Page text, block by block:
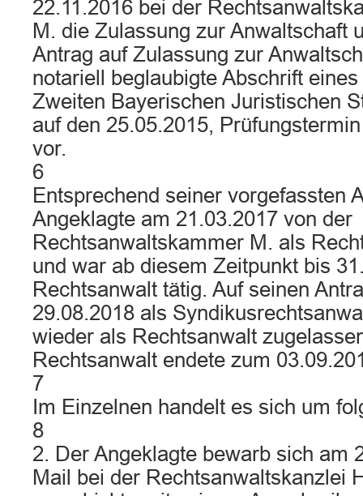
22.11.2016 bei der
M. die Zulassung zur Anwaltschaft
Antrag auf Zulassung zur
notariell beglaubigte Abschrift
Zweiten Bayerischen Juristischen
auf den 25.05.2015,
vor.
6
Entsprechend seiner vorgefassten
Angeklagte am 21.03.2017 von der
Rechtsanwaltskammer M. als
und war ab diesem Zeitpunkt bis
Rechtsanwalt tätig. Auf seinen
29.08.2018 als
wieder als Rechtsanwalt
Rechtsanwalt endete zum
7
Im Einzelnen handelt es sich um
8
2. Der Angeklagte bewarb sich am
Mail bei der Rechtsanwaltskanzlei